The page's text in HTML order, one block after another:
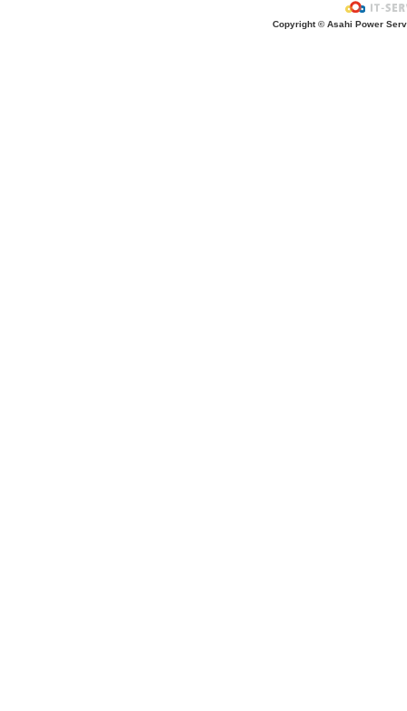
Copyright © Asahi Power